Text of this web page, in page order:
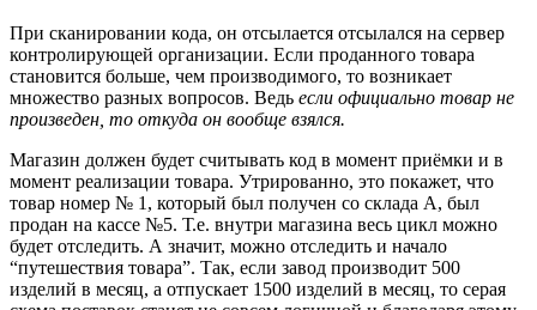
При сканировании кода, он отсылается отсылался на сервер
контролирующей организации. Если проданного товара
становится больше, чем производимого, то возникает
множество разных вопросов. Ведь если официально товар не
произведен, то откуда он вообще взялся.
Магазин должен будет считывать код в момент приёмки и в
момент реализации товара. Утрированно, это покажет, что
товар номер № 1, который был получен со склада А, был
продан на кассе №5. Т.е. внутри магазина весь цикл можно
будет отследить. А значит, можно отследить и начало
“путешествия товара”. Так, если завод производит 500
изделий в месяц, а отпускает 1500 изделий в месяц, то серая